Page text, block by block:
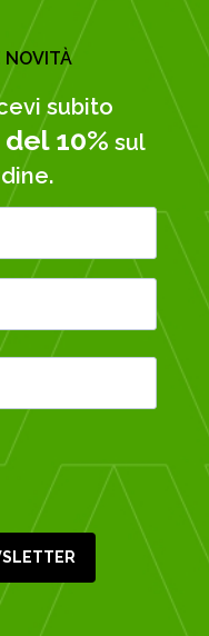
NOVITÀ
subito
10% sul